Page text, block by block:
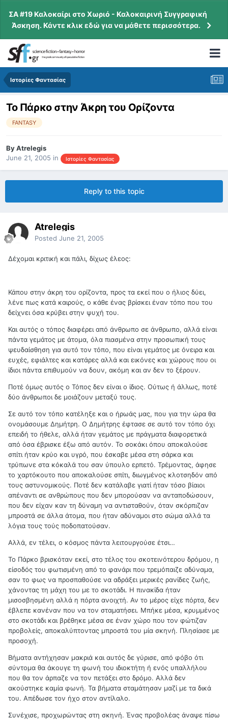
ΣΑ #19 Καλοκαίρι στο Χωριό - Καλοκαιρινή Συγγραφική
Άσκηση. Κάντε κλικ εδώ για να μάθετε περισσότερα.
Ιστορίες Φαντασίας
Το Πάρκο στην Άκρη του Ορίζοντα
FANTASY
ByAtrelegis
June 21, 2005 in Ιστορίες Φαντασίας
Reply to this topic
Atrelegis
Posted June 21, 2005
Δέχομαι κριτική και πάλι, δίχως έλεος:
Κάπου στην άκρη του ορίζοντα, προς τα εκεί που ο ήλιος δύει,
λένε πως κατά καιρούς, ο κάθε ένας βρίσκει έναν τόπο που του
δείχνει όσα κρύβει στην ψυχή του.
Και αυτός ο τόπος διαφέρει από άνθρωπο σε άνθρωπο, αλλά είναι
πάντα γεμάτος με άτομα, όλα πιασμένα στην προσωπική τους
ψευδαίσθηση για αυτό τον τόπο, που είναι γεμάτος με όνειρα και
ευχές, εφιάλτες και κατάρες αλλά και εικόνες και χώρους που οι
ίδιοι πάντα επιθυμούν να δουν, ακόμη και αν δεν το ξέρουν.
Ποτέ όμως αυτός ο Τόπος δεν είναι ο ίδιος. Ούτως ή άλλως, ποτέ
δύο άνθρωποι δε μοιάζουν μεταξύ τους.
Σε αυτό τον τόπο κατέληξε και ο ήρωάς μας, που για την ώρα θα
ονομάσουμε Δημήτρη. Ο Δημήτρης έφτασε σε αυτό τον τόπο όχι
επειδή το ήθελε, αλλά ήταν γεμάτος με πράγματα διαφορετικά
από όσα έβρισκε έξω από αυτόν. Το σοκάκι όπου αποκαλούσε
σπίτι ήταν κρύο και υγρό, που έσκαβε μέσα στη σάρκα και
τρύπωνε στα κόκαλά του σαν ύπουλο ερπετό. Τρέμοντας, άφησε
το χαρτόκουτο που αποκαλούσε σπίτι, διωγμένος κλοτσηδόν από
τους αστυνομικούς. Ποτέ δεν κατάλαβε γιατί ήταν τόσο βίαιοι
απέναντι σε ανθρώπους που δεν μπορούσαν να ανταποδώσουν,
που δεν είχαν καν τη δύναμη να αντισταθούν, όταν σκόρπιζαν
μπροστά σε άλλα άτομα, που ήταν αδύναμοι στο σώμα αλλά τα
λόγια τους τούς ποδοπατούσαν.
Αλλά, εν τέλει, ο κόσμος πάντα λειτουργούσε έτσι…
Το Πάρκο βρισκόταν εκεί, στο τέλος του σκοτεινότερου δρόμου, η
είσοδός του φωτισμένη από το φανάρι που τρεμόπαιζε αδύναμα,
σαν το φως να προσπαθούσε να αδράξει μερικές ρανίδες ζωής,
χάνοντας τη μάχη του με το σκοτάδι. Η πινακίδα ήταν
μισοσβησμένη αλλά η πόρτα ανοιχτή. Αν το μέρος είχε πόρτα, δεν
έβλεπε κανέναν που να τον σταματήσει. Μπήκε μέσα, κρυμμένος
στο σκοτάδι και βρέθηκε μέσα σε έναν χώρο που τον φώτιζαν
προβολείς, αποκαλύπτοντας μπροστά του μία σκηνή. Πλησίασε με
προσοχή.
Βήματα αντήχησαν μακριά και αυτός δε γύρισε, από φόβο ότι
σύντομα θα άκουγε τη φωνή του ιδιοκτήτη ή ενός υπαλλήλου
που θα τον άρπαζε να τον πετάξει στο δρόμο. Αλλά δεν
ακούστηκε καμία φωνή. Τα βήματα σταμάτησαν μαζί με τα δικά
του. Απέδωσε τον ήχο στον αντίλαλο.
Συνέχισε, προχωρώντας στη σκηνή. Ένας προβολέας άναψε πίσω